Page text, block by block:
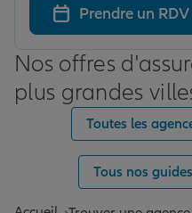
Prendre un RDV
Nos offres
plus grandes
Toutes les
Tous nos